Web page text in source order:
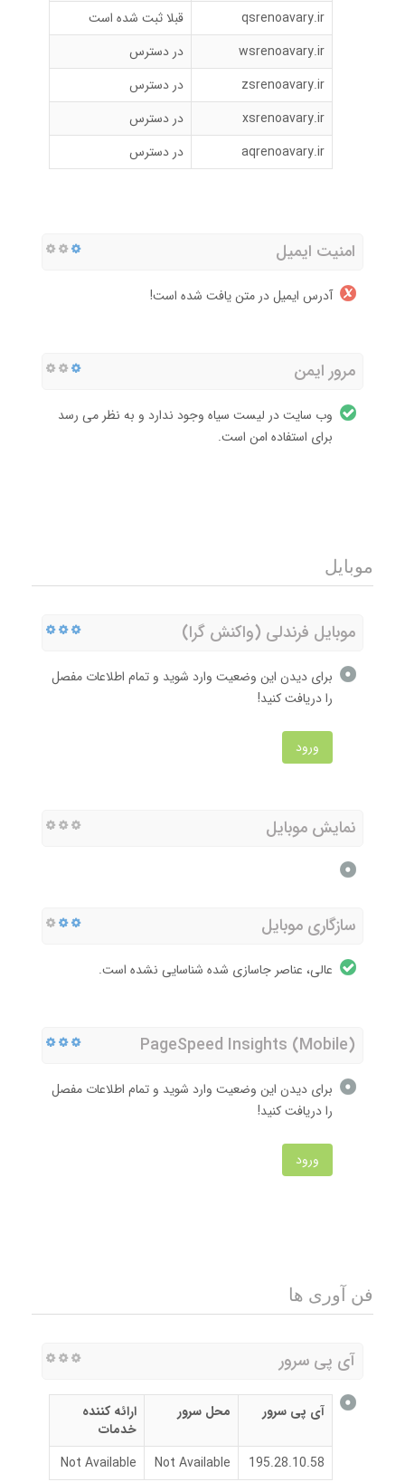
qsrenoavary.ir
قبلا ثبت شده است
wsrenoavary.ir
در دسترس
zsrenoavary.ir
در دسترس
xsrenoavary.ir
در دسترس
aqrenoavary.ir
در دسترس
امنیت ایمیل
آدرس ایمیل در متن یافت شده است!
مرور ایمن
وب سایت در لیست سیاه وجود ندارد و به نظر می رسد
برای استفاده امن است.
موبایل
موبایل فرندلی (واکنش گرا)
برای دیدن این وضعیت وارد شوید و تمام اطلاعات مفصل
را دریافت کنید!
ورود
نمایش موبایل
سازگاری موبایل
عالی، عناصر جاسازی شده شناسایی نشده است.
PageSpeed Insights (Mobile)
برای دیدن این وضعیت وارد شوید و تمام اطلاعات مفصل
را دریافت کنید!
ورود
فن آوری ها
آی پی سرور
آی پی سرور محل سرور
ارائه کننده
خدمات
195.28.10.58
Not Available
Not Available